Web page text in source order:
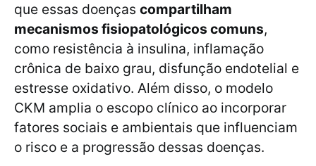
que essas doenças compartilham
mecanismos fisiopatológicos comuns,
como resistência à insulina, inflamação
crônica de baixo grau, disfunção endotelial e
estresse oxidativo. Além disso, o modelo
CKM amplia o escopo clínico ao incorporar
fatores sociais e ambientais que influenciam
o risco e a progressão dessas doenças.